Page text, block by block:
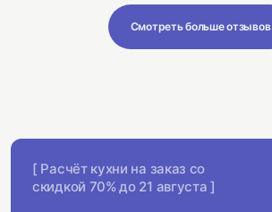
Смотреть больше отзывов
[ Расчёт кухни на заказ со
скидкой 70% до 21 августа ]